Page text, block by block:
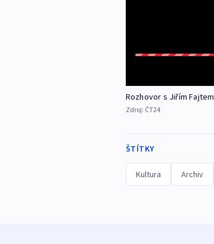
Rozhovor s Jiřím Fajtem
Zdroj: ČT24
ŠTÍTKY
Kultura Archiv